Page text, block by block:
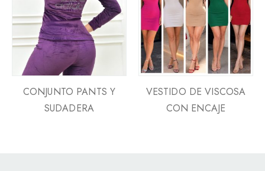
CONJUNTO PANTS Y
SUDADERA
VESTIDO DE VISCOSA
CON ENCAJE